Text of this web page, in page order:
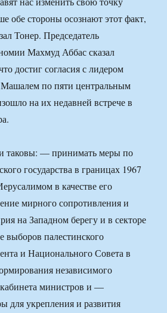
обе стороны осознают этот факт,
Тонер. Председатель
Махмуд Аббас сказал
достиг согласия с лидером
по пяти центральным
на их недавней встрече в
таковы: — принимать меры по
государства в границах 1967
в качестве его
мирного сопротивления и
на Западном берегу и в секторе
палестинского
и Национального Совета в
независимого
кабинета министров и —
для укрепления и развития